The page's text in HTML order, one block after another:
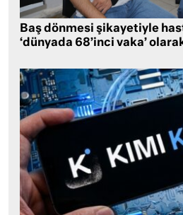
Baş dönmesi şikayetiyle
‘dünyada 68’inci vaka’